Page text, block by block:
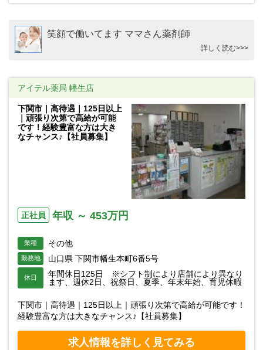
笑顔で働いてます ママさん薬剤師
詳しく読む>>>
アイテル薬局 幡生店
下関市｜高待遇｜125日以上
｜頑張り次第で高給が可能
です！経験豊富な方は大き
なチャンス♪【社員募集】
正社員 年収 ～ 453万円
業種 その他
勤務地 山口県 下関市幡生本町6番5号
休日
年間休日125日 ※シフト制により店舗により異なり
ます、週休2日、祝祭日、夏季、年末年始、育児休暇
下関市｜高待遇｜125日以上｜頑張り次第で高給が可能です！
経験豊富な方は大きなチャンス♪【社員募集】
求人情報を詳しく見てみる